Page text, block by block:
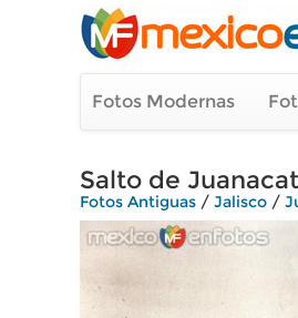
Fotos Modernas
Salto de
Fotos Antiguas / Jalisco /